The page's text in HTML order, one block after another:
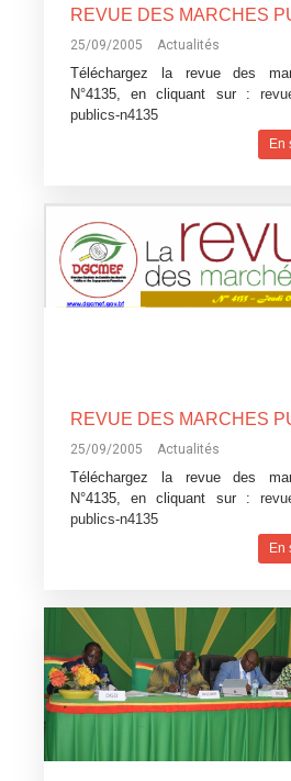
25/09/2005 Actualités
Téléchargez la revue des
N°4135, en cliquant sur :
publics-n4135
En
25/09/2005 Actualités
Téléchargez la revue des
N°4135, en cliquant sur :
publics-n4135
En